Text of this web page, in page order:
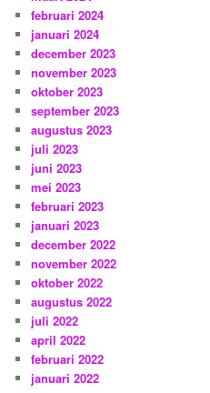
februari 2024
januari 2024
december 2023
november 2023
oktober 2023
september 2023
augustus 2023
juli 2023
juni 2023
mei 2023
februari 2023
januari 2023
december 2022
november 2022
oktober 2022
augustus 2022
juli 2022
april 2022
februari 2022
januari 2022